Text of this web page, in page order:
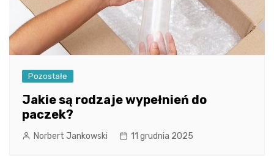
Pozostałe
Jakie są rodzaje wypełnień do
paczek?
Norbert Jankowski 11 grudnia 2025